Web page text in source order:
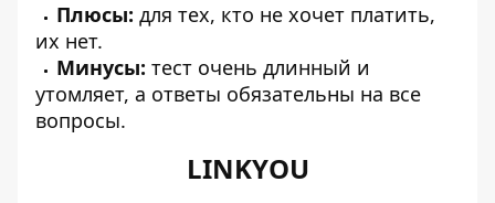
Плюсы: для тех, кто не хочет платить,
их нет.
Минусы: тест очень длинный и
утомляет, а ответы обязательны на все
вопросы.
LINKYOU